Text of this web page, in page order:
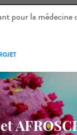
pour la médecine